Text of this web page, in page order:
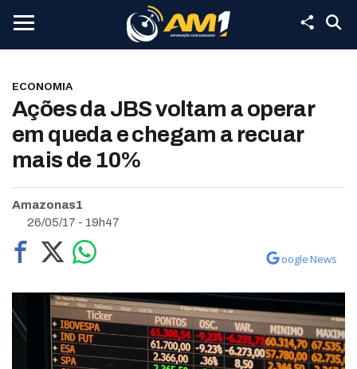
ECONOMIA
Ações da JBS voltam a operar
em queda e chegam a recuar
mais de 10%
Amazonas1
26/05/17 - 19h47
oogle News